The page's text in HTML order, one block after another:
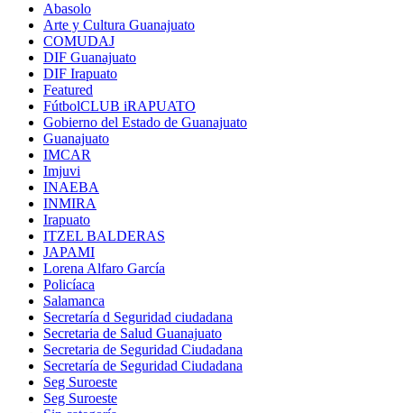
Abasolo
Arte y Cultura Guanajuato
COMUDAJ
DIF Guanajuato
DIF Irapuato
Featured
FútbolCLUB iRAPUATO
Gobierno del Estado de Guanajuato
Guanajuato
IMCAR
Imjuvi
INAEBA
INMIRA
Irapuato
ITZEL BALDERAS
JAPAMI
Lorena Alfaro García
Policíaca
Salamanca
Secretaría d Seguridad ciudadana
Secretaria de Salud Guanajuato
Secretaria de Seguridad Ciudadana
Secretaría de Seguridad Ciudadana
Seg Suroeste
Seg Suroeste